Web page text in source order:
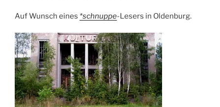
Auf Wunsch eines *schnuppe-Lesers in Oldenburg.